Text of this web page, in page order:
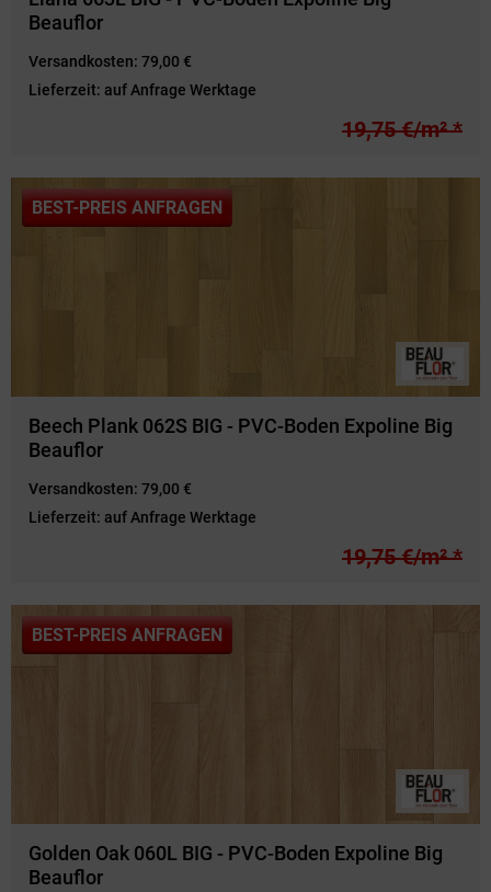
Beauflor
Versandkosten: 79,00 €
Lieferzeit: auf Anfrage Werktage
19,75 €/m² *
BEST-PREIS ANFRAGEN
Beech Plank 062S BIG - PVC-Boden Expoline Big
Beauflor
Versandkosten: 79,00 €
Lieferzeit: auf Anfrage Werktage
19,75 €/m² *
BEST-PREIS ANFRAGEN
Golden Oak 060L BIG - PVC-Boden Expoline Big
Beauflor